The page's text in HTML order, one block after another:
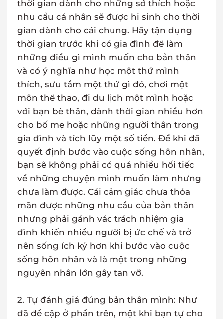
thời gian dành cho những sở thích hoặc
nhu cầu cá nhân sẽ được hi sinh cho thời
gian dành cho cái chung. Hãy tận dụng
thời gian trước khi có gia đình để làm
những điều gì mình muốn cho bản thân
và có ý nghĩa như học một thứ mình
thích, sưu tầm một thứ gì đó, chơi một
môn thể thao, đi du lịch một mình hoặc
với bạn bè thân, dành thời gian nhiều hơn
cho bố mẹ hoặc những người thân trong
gia đình và tích lũy một số tiền. Để khi đã
quyết định bước vào cuộc sống hôn nhân,
bạn sẽ không phải có quá nhiều hối tiếc
về những chuyện mình muốn làm nhưng
chưa làm được. Cái cảm giác chưa thỏa
mãn được những nhu cầu của bản thân
nhưng phải gánh vác trách nhiệm gia
đình khiến nhiều người bị ức chế và trở
nên sống ích kỷ hơn khi bước vào cuộc
sống hôn nhân và là một trong những
nguyên nhân lớn gây tan vỡ.
2. Tự đánh giá đúng bản thân mình: Như
đã đề cập ở phần trên, một khi bạn tự cho